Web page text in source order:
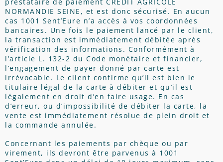
NORMANDIE SEINE, et est donc sécurisé. En aucun
cas 1001 Sent’Eure n’a accès à vos coordonnées
bancaires. Une fois le paiement lancé par le client,
la transaction est immédiatement débitée après
vérification des informations. Conformément à
l’article L. 132-2 du Code monétaire et financier,
l’engagement de payer donné par carte est
irrévocable. Le client confirme qu’il est bien le
titulaire légal de la carte à débiter et qu’il est
légalement en droit d’en faire usage. En cas
d’erreur, ou d’impossibilité de débiter la carte, la
vente est immédiatement résolue de plein droit et
la commande annulée.
Concernant les paiements par chèque ou par
virement, ils devront être parvenus à 1001